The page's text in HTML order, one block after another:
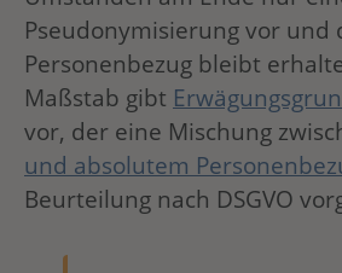
Pseudonymisierung vor und
Personenbezug bleibt
Maßstab gibt
vor, der eine Mischung
und absolutem
Beurteilung nach DSGVO